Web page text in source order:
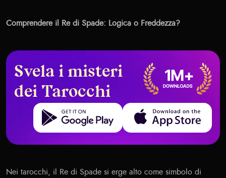
Comprendere il Re di Spade: Logica o Freddezza?
Svela i misteri
dei Tarocchi
Get it on Google Play Download on the App Store
Nei tarocchi, il Re di Spade si erge alto come simbolo di